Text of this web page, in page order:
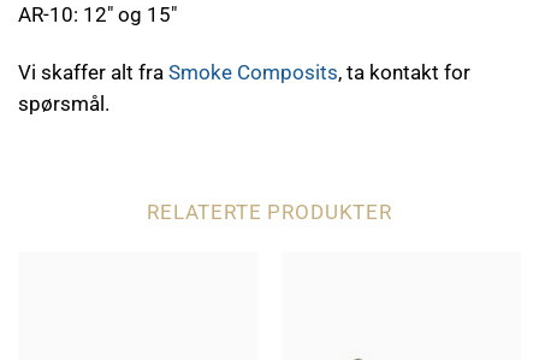
AR-10: 12″ og 15″
Vi skaffer alt fra Smoke Composits, ta kontakt for
spørsmål.
RELATERTE PRODUKTER